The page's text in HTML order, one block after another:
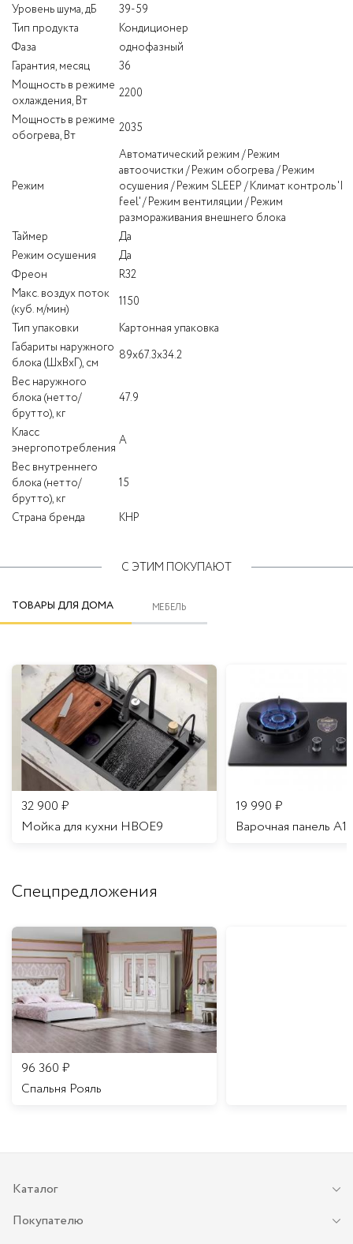
Уровень шума, дБ
39-59
Тип продукта
Кондиционер
Фаза
однофазный
Гарантия, месяц
36
Мощность в режиме
охлаждения, Вт
2200
Мощность в режиме
обогрева, Вт
2035
Режим
Автоматический режим / Режим
автоочистки / Режим обогрева / Режим
осушения / Режим SLEEP / Климат контроль 'I
feel' / Режим вентиляции / Режим
размораживания внешнего блока
Таймер
Да
Режим осушения
Да
Фреон
R32
Макс. воздух поток
(куб. м/мин)
1150
Тип упаковки
Картонная упаковка
Габариты наружного
блока (ШхВхГ), см
89х67.3х34.2
Вес наружного
блока (нетто/
брутто), кг
47.9
Класс
энергопотребления A
Вес внутреннего
блока (нетто/
брутто), кг
15
Страна бренда КНР
С ЭТИМ ПОКУПАЮТ
ТОВАРЫ ДЛЯ ДОМА МЕБЕЛЬ
32 900 ₽
Мойка для кухни HBOE9
19 990 ₽
Варочная панель A16
Спецпредложения
96 360 ₽
Спальня Рояль
Каталог
Покупателю